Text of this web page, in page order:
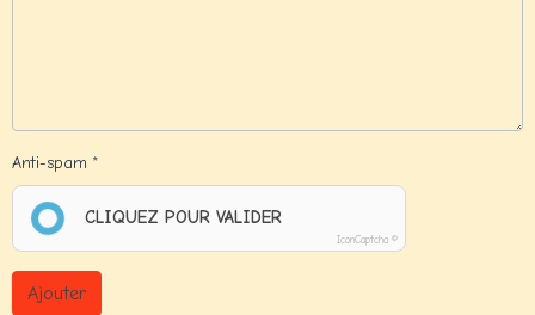
Anti-spam
CLIQUEZ POUR VALIDER
IconCaptcha ©
Ajouter